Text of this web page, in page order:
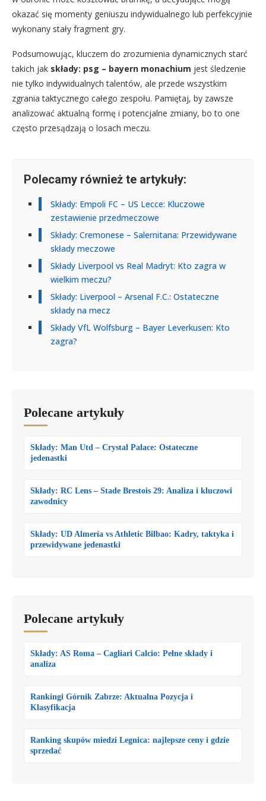
okazać się momenty geniuszu indywidualnego lub perfekcyjnie
wykonany stały fragment gry.
Podsumowując, kluczem do zrozumienia dynamicznych starć
takich jak składy: psg – bayern monachium jest śledzenie
nie tylko indywidualnych talentów, ale przede wszystkim
zgrania taktycznego całego zespołu. Pamiętaj, by zawsze
analizować aktualną formę i potencjalne zmiany, bo to one
często przesądzają o losach meczu.
Polecamy również te artykuły:
Składy: Empoli FC – US Lecce: Kluczowe
zestawienie przedmeczowe
Składy: Cremonese – Salernitana: Przewidywane
składy meczowe
Składy Liverpool vs Real Madryt: Kto zagra w
wielkim meczu?
Składy: Liverpool – Arsenal F.C.: Ostateczne
składy na mecz
Składy VfL Wolfsburg – Bayer Leverkusen: Kto
zagra?
Polecane artykuły
Składy: Man Utd – Crystal Palace: Ostateczne
jedenastki
Składy: RC Lens – Stade Brestois 29: Analiza i kluczowi
zawodnicy
Składy: UD Almería vs Athletic Bilbao: Kadry, taktyka i
przewidywane jedenastki
Polecane artykuły
Składy: AS Roma – Cagliari Calcio: Pełne składy i
analiza
Rankingi Górnik Zabrze: Aktualna Pozycja i
Klasyfikacja
Ranking skupów miedzi Legnica: najlepsze ceny i gdzie
sprzedać